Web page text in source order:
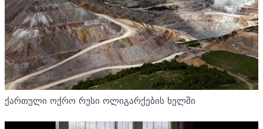
ქართული ოქრო რუსი ოლიგარქების ხელში